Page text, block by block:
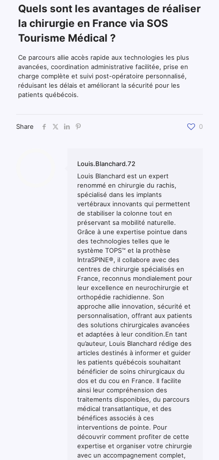
Quels sont les avantages de réaliser
la chirurgie en France via SOS
Tourisme Médical ?
Ce parcours allie accès rapide aux technologies les plus
avancées, coordination administrative facilitée, prise en
charge complète et suivi post-opératoire personnalisé,
réduisant les délais et améliorant la sécurité pour les
patients québécois.
Share 0
Louis.Blanchard.72
Louis Blanchard est un expert
renommé en chirurgie du rachis,
spécialisé dans les implants
vertébraux innovants qui permettent
de stabiliser la colonne tout en
préservant sa mobilité naturelle.
Grâce à une expertise pointue dans
des technologies telles que le
système TOPS™ et la prothèse
IntraSPINE®, il collabore avec des
centres de chirurgie spécialisés en
France, reconnus mondialement pour
leur excellence en neurochirurgie et
orthopédie rachidienne. Son
approche allie innovation, sécurité et
personnalisation, offrant aux patients
des solutions chirurgicales avancées
et adaptées à leur condition.En tant
qu’auteur, Louis Blanchard rédige des
articles destinés à informer et guider
les patients québécois souhaitant
bénéficier de soins chirurgicaux du
dos et du cou en France. Il facilite
ainsi leur compréhension des
traitements disponibles, du parcours
médical transatlantique, et des
bénéfices associés à ces
interventions de pointe. Pour
découvrir comment profiter de cette
expertise et organiser votre chirurgie
avec un accompagnement complet,